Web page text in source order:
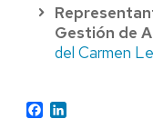
Gestión de
del Carmen
Facebook